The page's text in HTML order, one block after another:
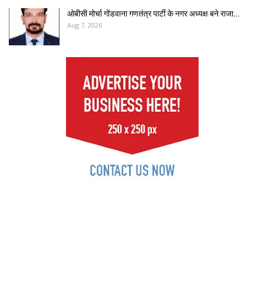
ओबीसी मोर्चा गोंडवाना गणतंत्र पार्टी के नगर अध्यक्ष बने राजा…
Aug 7, 2026